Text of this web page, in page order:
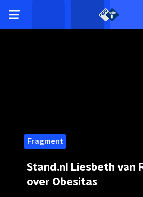
Fragment
Stand.nl Liesbeth van
over Obesitas